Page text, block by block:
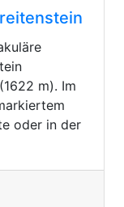
m). Im
oder in der